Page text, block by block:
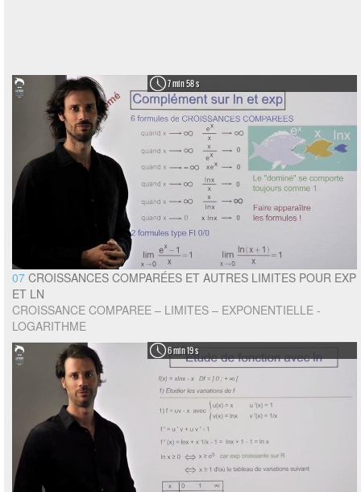
7 min 58 s
07 CROISSANCES COMPARÉES ET AUTRES LIMITES POUR EXP
ET LN
CROISSANCE COMPAREE – LIMITES – EXPONENTIELLE -
LOGARITHME
6 min 19 s